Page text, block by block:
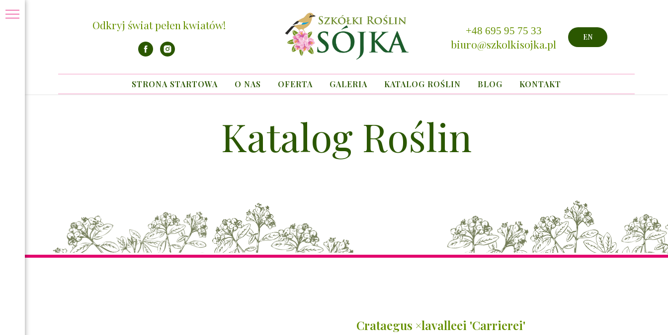
Odkryj świat pełen kwiatów! +48 695 95 75 33
biuro@szkolkisojka.pl
EN
STRONA STARTOWA O NAS OFERTA GALERIA KATALOG ROŚLIN BLOG KONTAKT
Katalog Roślin
Crataegus ×lavalleei 'Carrierei'